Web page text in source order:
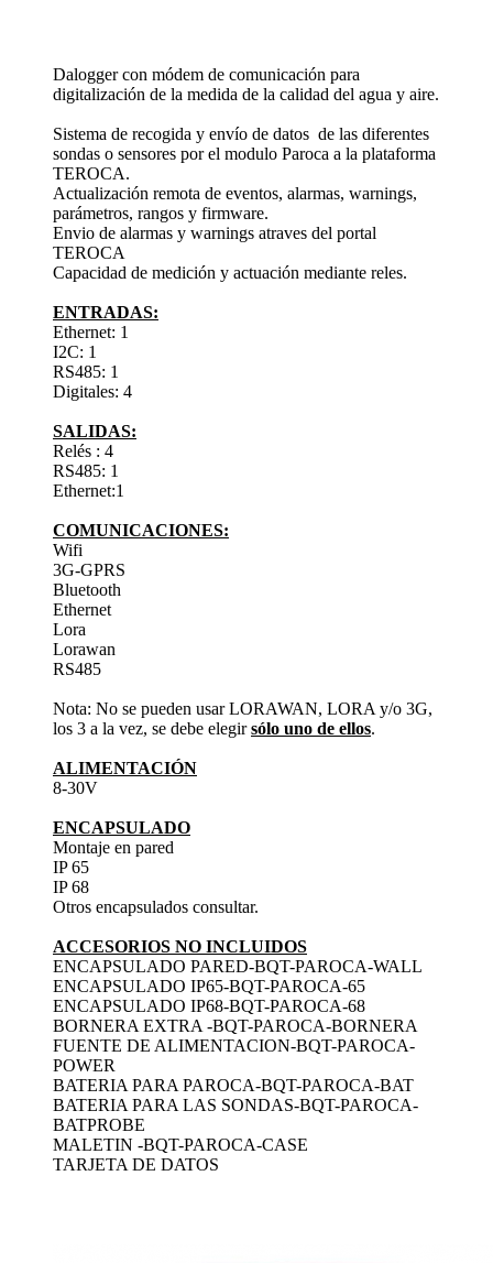
Dalogger con módem de comunicación para
digitalización de la medida de la calidad del agua y aire.
Sistema de recogida y envío de datos de las diferentes
sondas o sensores por el modulo Paroca a la plataforma
TEROCA.
Actualización remota de eventos, alarmas, warnings,
parámetros, rangos y firmware.
Envio de alarmas y warnings atraves del portal
TEROCA
Capacidad de medición y actuación mediante reles.
ENTRADAS:
Ethernet: 1
I2C: 1
RS485: 1
Digitales: 4
SALIDAS:
Relés : 4
RS485: 1
Ethernet:1
COMUNICACIONES:
Wifi
3G-GPRS
Bluetooth
Ethernet
Lora
Lorawan
RS485
Nota: No se pueden usar LORAWAN, LORA y/o 3G,
los 3 a la vez, se debe elegirsólo uno de ellos.
ALIMENTACIÓN
8-30V
ENCAPSULADO
Montaje en pared
IP 65
IP 68
Otros encapsulados consultar.
ACCESORIOS NO INCLUIDOS
ENCAPSULADO PARED-BQT-PAROCA-WALL
ENCAPSULADO IP65-BQT-PAROCA-65
ENCAPSULADO IP68-BQT-PAROCA-68
BORNERA EXTRA -BQT-PAROCA-BORNERA
FUENTE DE ALIMENTACION-BQT-PAROCA-
POWER
BATERIA PARA PAROCA-BQT-PAROCA-BAT
BATERIA PARA LAS SONDAS-BQT-PAROCA-
BATPROBE
MALETIN -BQT-PAROCA-CASE
TARJETA DE DATOS